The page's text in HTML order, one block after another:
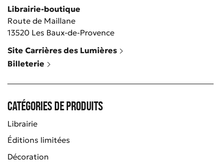
Librairie-boutique
Route de Maillane
13520 Les Baux-de-Provence
Site Carrières des Lumières
Billeterie
Catégories de produits
Librairie
Éditions limitées
Décoration